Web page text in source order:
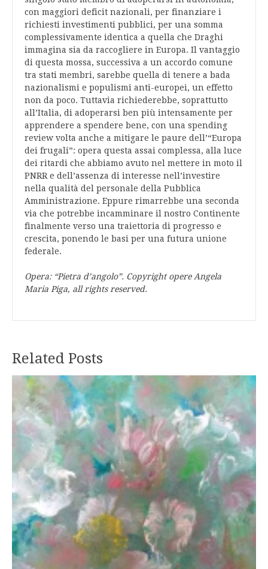
con maggiori deficit nazionali, per finanziare i
richiesti investimenti pubblici, per una somma
complessivamente identica a quella che Draghi
immagina sia da raccogliere in Europa. Il vantaggio
di questa mossa, successiva a un accordo comune
tra stati membri, sarebbe quella di tenere a bada
nazionalismi e populismi anti-europei, un effetto
non da poco. Tuttavia richiederebbe, soprattutto
all’Italia, di adoperarsi ben più intensamente per
apprendere a spendere bene, con una spending
review volta anche a mitigare le paure dell’“Europa
dei frugali”: opera questa assai complessa, alla luce
dei ritardi che abbiamo avuto nel mettere in moto il
PNRR e dell’assenza di interesse nell’investire
nella qualità del personale della Pubblica
Amministrazione. Eppure rimarrebbe una seconda
via che potrebbe incamminare il nostro Continente
finalmente verso una traiettoria di progresso e
crescita, ponendo le basi per una futura unione
federale.
Opera: “Pietra d’angolo”. Copyright opere Angela
Maria Piga, all rights reserved.
Related Posts